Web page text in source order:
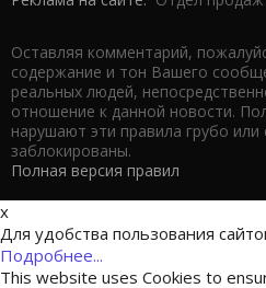
Оставляя комментарий,
содержание и тон Вашего
реальных людей,
отношение к данной новости.
нарушают эти правила грубо или
заблокированы.
Полная версия правил
x
Для удобства пользования
Подробнее...
This website uses Cookies to